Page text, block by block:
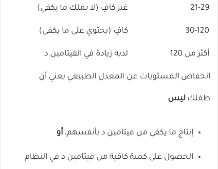
21-29 غير كافٍ (لا يملك ما يكفي)
30-120 كافٍ (يحتوي على ما يكفي)
أكثر من 120 لديه زيادة في الفيتامين د
انخفاض المستويات عن المعدل الطبيعي يعني أن
طفلك ليس
إنتاج ما يكفي من فيتامين د بأنفسهم، أو
الحصول على كمية كافية من فيتامين د في النظام